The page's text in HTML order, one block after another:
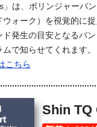
」は、ボリンジャーバ
ウォーク）を視覚的に
ド発生の目安となるバ
で知らせてくれます。
こちら
Shin TQ